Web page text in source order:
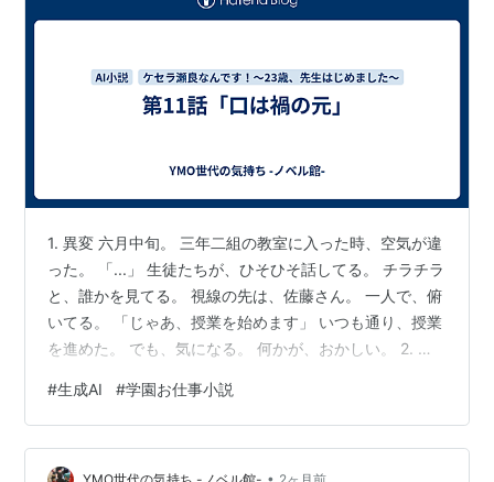
1. 異変 六月中旬。 三年二組の教室に入った時、空気が違
った。 「...」 生徒たちが、ひそひそ話してる。 チラチラ
と、誰かを見てる。 視線の先は、佐藤さん。 一人で、俯
いてる。 「じゃあ、授業を始めます」 いつも通り、授業
を進めた。 でも、気になる。 何かが、おかしい。 2. ス
マホを見てた。 「見た？」 「やばいよね」 「誰が書い
たんだろ」 何を見てるんだろう。 気になったけど、聞け
なかった。 蓮くんが近づいてきた。 「先生、ちょっとい
#生成AI #学園お仕事小説
•